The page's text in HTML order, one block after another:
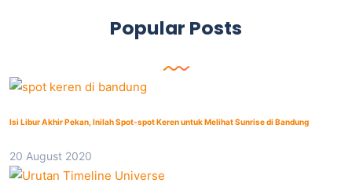
Popular Posts
Isi Libur Akhir Pekan, Inilah Spot-spot Keren untuk Melihat Sunrise di Bandung
20 August 2020